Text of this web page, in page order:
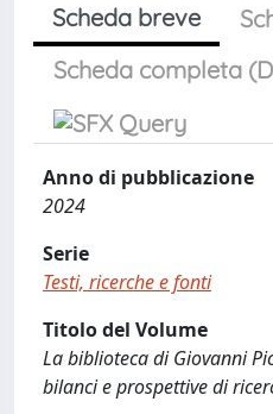
Scheda breve
Scheda completa
Anno di pubblicazione
2024
Serie
Testi, ricerche e fonti
Titolo del Volume
La biblioteca di Giovanni
bilanci e prospettive di